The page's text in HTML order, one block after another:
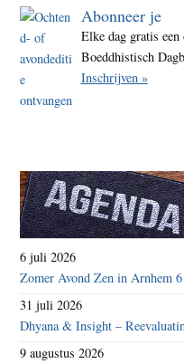
Abonneer je
Elke dag gratis een
Boeddhistisch
Inschrijven »
6 juli 2026
Zomer Avond Zen in Arnhem
31 juli 2026
Dhyana & Insight –
9 augustus 2026